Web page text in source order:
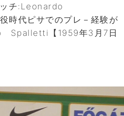
チ:Leonardo
時代ピサでのプレ－経験が
Spalletti【1959年3月7日